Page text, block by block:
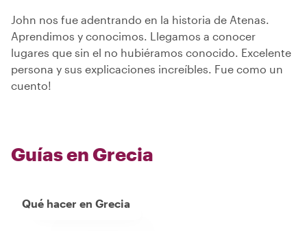
John nos fue adentrando en la historia de Atenas.
Aprendimos y conocimos. Llegamos a conocer
lugares que sin el no hubiéramos conocido. Excelente
persona y sus explicaciones increíbles. Fue como un
cuento!
Guías en Grecia
Qué hacer en Grecia